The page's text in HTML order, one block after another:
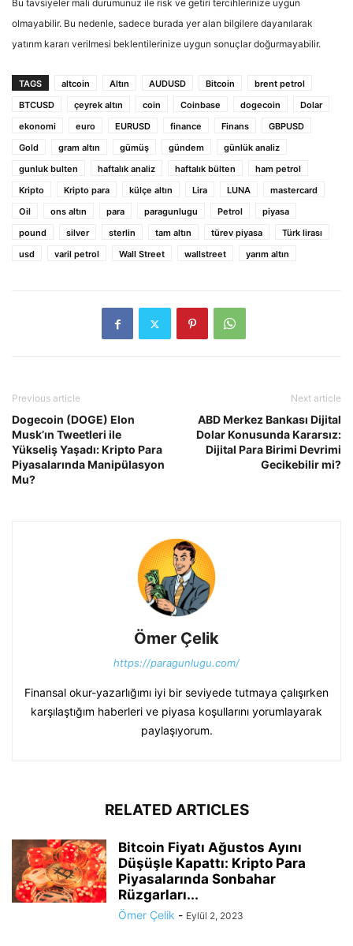
Bu tavsiyeler mali durumunuz ile risk ve getiri tercihlerinize uygun
olmayabilir. Bu nedenle, sadece burada yer alan bilgilere dayanılarak
yatırım kararı verilmesi beklentilerinize uygun sonuçlar doğurmayabilir.
TAGS altcoin Altın AUDUSD Bitcoin
brent petrol
BTCUSD
çeyrek altın coin Coinbase dogecoin
Dolar
ekonomi
euro EURUSD finance Finans
GBPUSD
Gold
gram altın gümüş gündem
günlük analiz
gunluk bulten
haftalık analiz haftalık bülten
ham petrol
Kripto
Kripto para külçe altın Lira LUNA
mastercard
Oil
ons altın para paragunlugu Petrol
piyasa
pound
silver sterlin tam altın türev piyasa
Türk lirası
usd
varil petrol Wall Street wallstreet yarım altın
Previous article
Dogecoin (DOGE) Elon
Musk’ın Tweetleri ile
Yükseliş Yaşadı: Kripto Para
Piyasalarında Manipülasyon
Mu?
Next article
ABD Merkez Bankası Dijital
Dolar Konusunda Kararsız:
Dijital Para Birimi Devrimi
Gecikebilir mi?
Ömer Çelik
https://paragunlugu.com/
Finansal okur-yazarlığımı iyi bir seviyede tutmaya çalışırken
karşılaştığım haberleri ve piyasa koşullarını yorumlayarak
paylaşıyorum.
RELATED ARTICLES
Bitcoin Fiyatı Ağustos Ayını
Düşüşle Kapattı: Kripto Para
Piyasalarında Sonbahar
Rüzgarları...
Ömer Çelik - Eylül 2, 2023